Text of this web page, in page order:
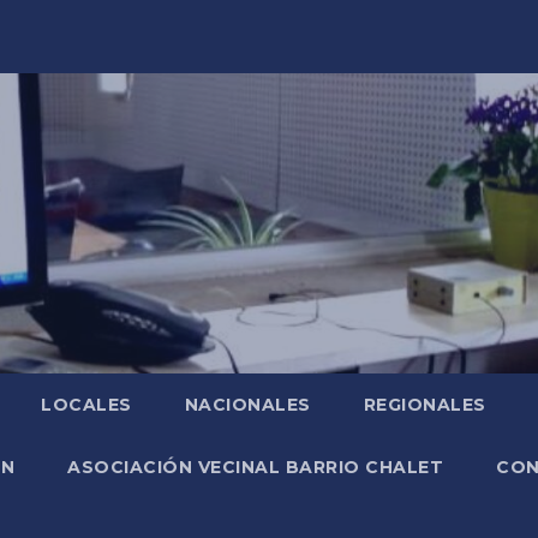
LOCALES NACIONALES REGIONALES
ASOCIACIÓN VECINAL BARRIO CHALET